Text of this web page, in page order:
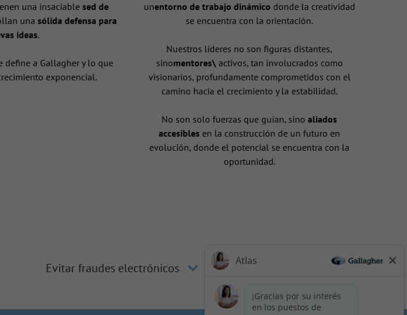
una insaciable sed de
una sólida defensa para
ideas.
define a Gallagher y lo que
exponencial.
unentorno de trabajo dinámico donde la creatividad
se encuentra con la orientación.
Nuestros líderes no son figuras distantes,
sinomentores\ activos, tan involucrados como
visionarios, profundamente comprometidos con el
camino hacia el crecimiento y la estabilidad.
No son solo fuerzas que guían, sinoaliados
accesibles en la construcción de un futuro en
evolución, donde el potencial se encuentra con la
oportunidad.
Evitar fraudes electrónicos